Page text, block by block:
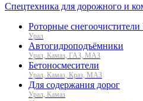
Спецтехника для дорожного и
Роторные
Урал
Автогидроподъёмники
Урал, Камаз, ГАЗ, МАЗ
Бетоносмесители
Урал, Камаз, Краз, МАЗ
Для содержания дорог
Урал, Камаз